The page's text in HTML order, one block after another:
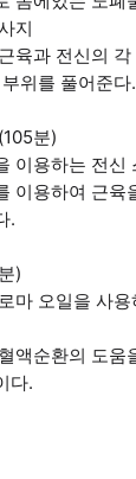
지
육과 전신의
위를 풀어준다.
분)
이용하는 전신
이용하여 근육
.
)
마 오일을 사
액순환의 도움
다.